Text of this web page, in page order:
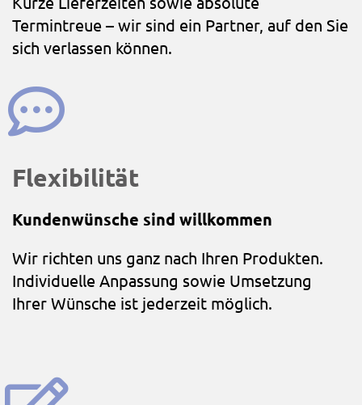
Termintreue – wir sind ein Partner, auf den Sie
sich verlassen können.
Flexibilität
Kundenwünsche sind willkommen
Wir richten uns ganz nach Ihren Produkten.
Individuelle Anpassung sowie Umsetzung
Ihrer Wünsche ist jederzeit möglich.